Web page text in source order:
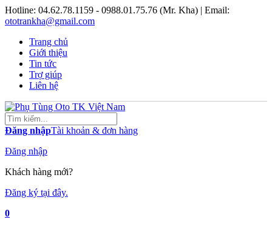
Hotline: 04.62.78.1159 - 0988.01.75.76 (Mr. Kha) | Email:
ototrankha@gmail.com
Trang chủ
Giới thiệu
Tin tức
Trợ giúp
Liên hệ
Đăng nhậpTài khoản & đơn hàng
Đăng nhập
Khách hàng mới?
Đăng ký tại đây.
0